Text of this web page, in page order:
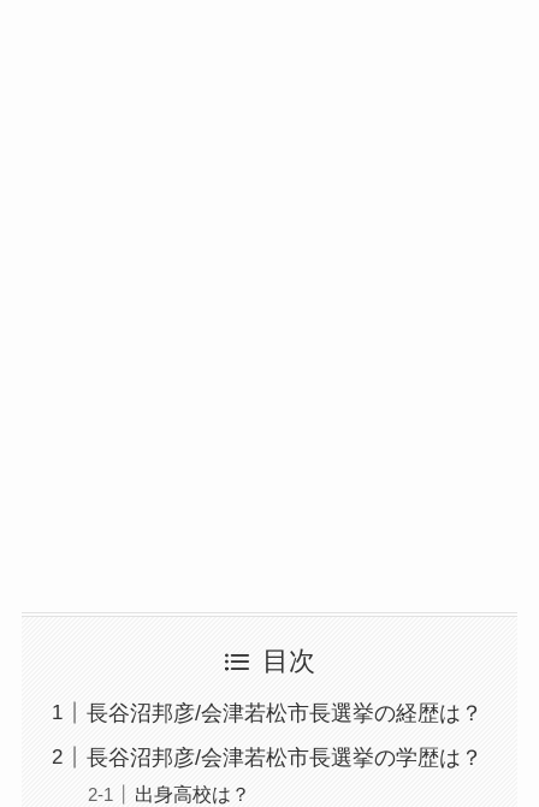
目次
長谷沼邦彦/会津若松市長選挙の経歴は？
長谷沼邦彦/会津若松市長選挙の学歴は？
出身高校は？